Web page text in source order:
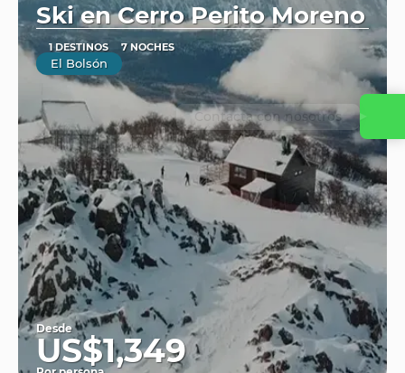
Ski en Cerro Perito Moreno
1 DESTINOS 7 NOCHES
El Bolsón
Desde
US$1,349
Contacta con nosotros